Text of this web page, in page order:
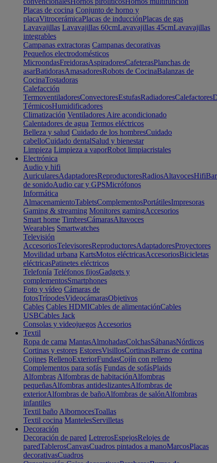
Placas de cocina Conjunto de horno y
placaVitrocerámicaPlacas de inducciónPlacas de gas
Lavavajillas Lavavajillas 60cmLavavajillas 45cmLavavajillas
integrables
Campanas extractoras Campanas decorativas
Pequeños electrodomésticos
MicroondasFreidorasAspiradoresCafeterasPlanchas de
asarBatidorasAmasadoresRobots de CocinaBalanzas de
CocinaTostadoras
Calefacción
TermoventiladoresConvectoresEstufasRadiadoresCalefactores
TérmicosHumidificadores
Climatización Ventiladores Aire acondicionado
Calentadores de agua Termos eléctricos
Belleza y salud Cuidado de los hombresCuidado
cabelloCuidado dentalSalud y bienestar
Limpieza Limpieza a vaporRobot limpiacristales
Electrónica
Audio y hifi
AuricularesAdaptadoresReproductoresRadiosAltavocesHifi
de sonidoAudio car y GPSMicrófonos
Informática
AlmacenamientoTabletsComplementosPortátilesImpresoras
Gaming & streaming Monitores gamingAccesorios
Smart home TimbresCámarasAltavoces
Wearables Smartwatches
Televisión
AccesoriosTelevisoresReproductoresAdaptadoresProyectores
Movilidad urbana KartsMotos eléctricasAccesoriosBicicletas
eléctricasPatinetes eléctricos
Telefonía Teléfonos fijosGadgets y
complementosSmartphones
Foto y vídeo Cámaras de
fotosTrípodesVideocámarasObjetivos
Cables Cables HDMICables de alimentaciónCables
USBCables Jack
Consolas y videojuegos Accesorios
Textil
Ropa de cama MantasAlmohadasColchasSábanasNórdicos
Cortinas y estores EstoresVisillosCortinasBarras de cortina
Cojines RellenoExteriorFundasCojín con relleno
Complementos para sofás Fundas de sofásPlaids
Alfombras Alfombras de habitaciónAlfombras
pequeñasAlfombras antideslizantesAlfombras de
exteriorAlfombras de bañoAlfombras de salónAlfombras
infantiles
Textil baño AlbornocesToallas
Textil cocina MantelesServilletas
Decoración
Decoración de pared LetrerosEspejosRelojes de
paredTablerosCanvasCuadros pintados a manoMarcosPlacas
decorativasCuadros